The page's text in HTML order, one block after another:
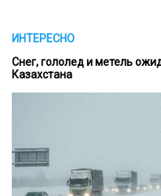
ИНТЕРЕСНО
Снег, гололед и метель
Казахстана